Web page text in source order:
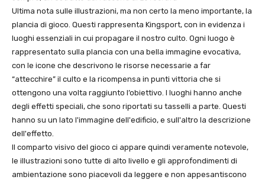
Ultima nota sulle illustrazioni, ma non certo la meno importante, la
plancia di gioco. Questi rappresenta Kingsport, con in evidenza i
luoghi essenziali in cui propagare il nostro culto. Ogni luogo è
rappresentato sulla plancia con una bella immagine evocativa,
con le icone che descrivono le risorse necessarie a far
“attecchire” il culto e la ricompensa in punti vittoria che si
ottengono una volta raggiunto l’obiettivo. I luoghi hanno anche
degli effetti speciali, che sono riportati su tasselli a parte. Questi
hanno su un lato l'immagine dell'edificio, e sull'altro la descrizione
dell'effetto.
Il comparto visivo del gioco ci appare quindi veramente notevole,
le illustrazioni sono tutte di alto livello e gli approfondimenti di
ambientazione sono piacevoli da leggere e non appesantiscono